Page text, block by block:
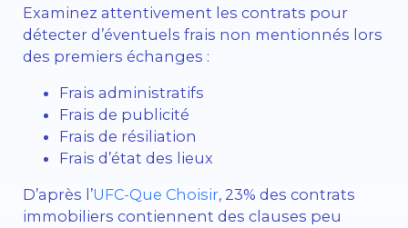
Examinez attentivement les contrats pour
détecter d’éventuels frais non mentionnés lors
des premiers échanges :
Frais administratifs
Frais de publicité
Frais de résiliation
Frais d’état des lieux
D’après l’UFC-Que Choisir, 23% des contrats
immobiliers contiennent des clauses peu